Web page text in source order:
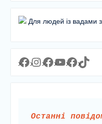
Для людей із вадами
Facebook
Instagram
Facebook
YouTube
https://
Останні